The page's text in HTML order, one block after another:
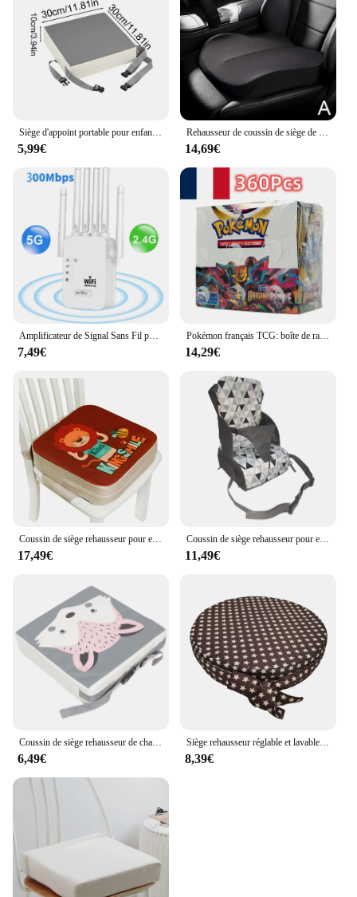
Siège d'appoint portable pour enfants, coussin de siège pour bébé, coussin de chaise de salle à manger accru, chaise haute pour tout-petits, coussins de siège pour enfants
5,99€
Rehausseur de coussin de siège de voiture portable respirant, rehaussement recommandé, polymères Boost, instituts de fatigue, adapté aux voitures
14,69€
Amplificateur de Signal Sans Fil pour la Maison, Répéteur de Bande, 1200Mbps, 2.4G, 5G, pour Touriste, Routeur, Longue Portée
7,49€
Pokémon français TCG: boîte de rappel en verre écarlate, carte Pokémon, 36 paquets, 360 pièces
14,29€
Coussin de siège rehausseur pour enfants, coussin de chaise augmenté, antidérapant, imperméable, coussin de salle à manger pour bébé, coussin de chaise réglable, ensemble de 2 pièces
17,49€
Coussin de siège rehausseur pour enfants, coussin de chaise augmenté, antidérapant, imperméable, coussin de salle à manger pour bébé, coussin de chaise réglable
11,49€
6,49€
Siège rehausseur réglable et lavable pour bébé, coussins de chaise de salle à manger pour tout-petit, coussin d'appoint de voyage pour enfant et bébé
8,39€